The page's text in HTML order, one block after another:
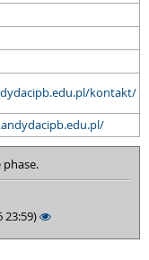
kontakt/
23:59)